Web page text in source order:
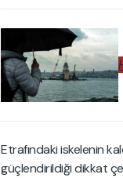
Etrafındaki iskelenin
güçlendirildiği dikkat